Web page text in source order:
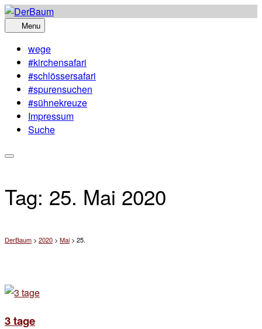
Skip
to
Menu
wege
#kirchensafari
#schlössersafari
#spurensuchen
#sühnekreuze
Impressum
Suche
Tag: 25. Mai 2020
DerBaum > 2020 > Mai > 25.
3 tage